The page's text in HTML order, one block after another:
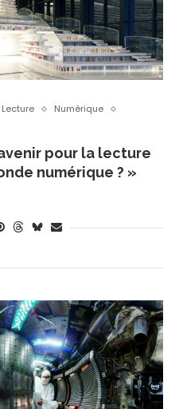
Lecture
Numérique
pour la lecture
numérique ? »